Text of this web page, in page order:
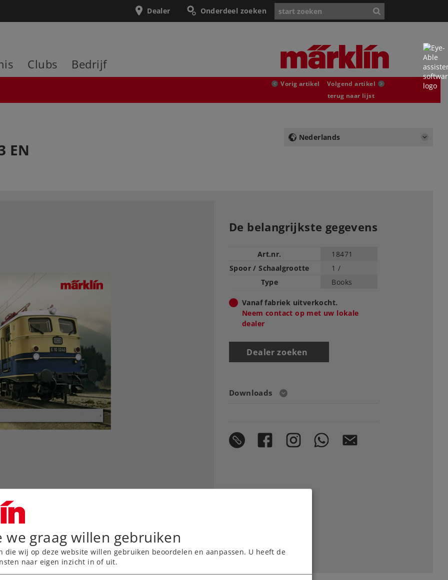
Onderdeel zoeken
Dealer
Clubs Bedrijf
Vorig artikel
Volgend artikel
terug naar lijst
Nederlands
EN
De belangrijkste gegevens
Art.nr.
18471
Spoor / Schaalgrootte
1 /
Type
Books
Vanaf fabriek uitverkocht.
Neem contact op met uw lokale
dealer
Dealer zoeken
Downloads
we graag willen gebruiken
die wij op deze website willen gebruiken beoordelen en aanpassen. U heeft de
naar eigen inzicht in of uit.